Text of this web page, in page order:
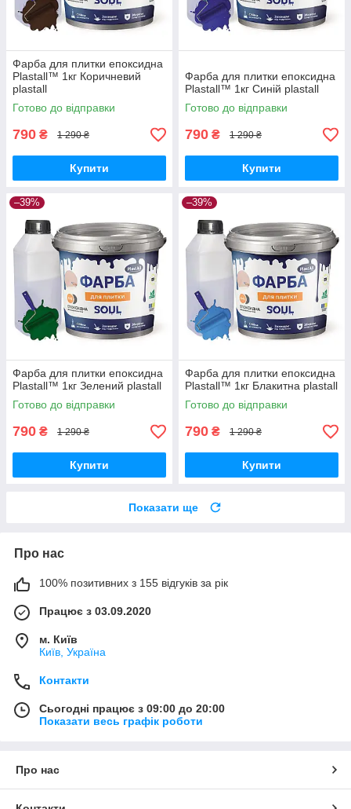
Фарба для плитки епоксидна
Plastall™ 1кг Коричневий
plastall
Готово до відправки
790 ₴ 1 290 ₴
Купити
Фарба для плитки епоксидна
Plastall™ 1кг Синій plastall
Готово до відправки
790 ₴ 1 290 ₴
Купити
–39%
Фарба для плитки епоксидна
Plastall™ 1кг Зелений plastall
Готово до відправки
790 ₴ 1 290 ₴
Купити
–39%
Фарба для плитки епоксидна
Plastall™ 1кг Блакитна plastall
Готово до відправки
790 ₴ 1 290 ₴
Купити
Показати ще
Про нас
100% позитивних з 155 відгуків за рік
Працює з 03.09.2020
м. Київ
Київ, Україна
Контакти
Сьогодні працює з 09:00 до 20:00
Показати весь графік роботи
Про нас